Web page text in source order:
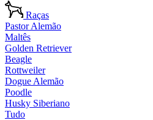
Raças
Pastor Alemão
Maltês
Golden Retriever
Beagle
Rottweiler
Dogue Alemão
Poodle
Husky Siberiano
Tudo